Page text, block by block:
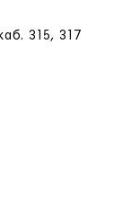
315, 317